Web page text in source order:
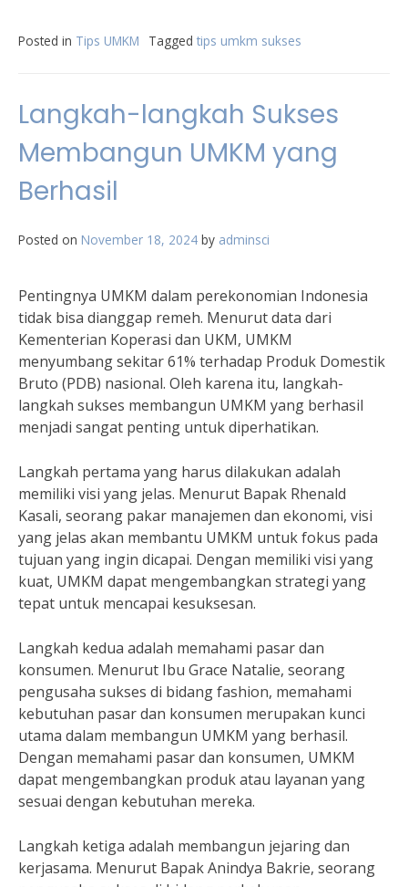
Posted in Tips UMKM Tagged tips umkm sukses
Langkah-langkah Sukses
Membangun UMKM yang
Berhasil
Posted on November 18, 2024 by adminsci
Pentingnya UMKM dalam perekonomian Indonesia
tidak bisa dianggap remeh. Menurut data dari
Kementerian Koperasi dan UKM, UMKM
menyumbang sekitar 61% terhadap Produk Domestik
Bruto (PDB) nasional. Oleh karena itu, langkah-
langkah sukses membangun UMKM yang berhasil
menjadi sangat penting untuk diperhatikan.
Langkah pertama yang harus dilakukan adalah
memiliki visi yang jelas. Menurut Bapak Rhenald
Kasali, seorang pakar manajemen dan ekonomi, visi
yang jelas akan membantu UMKM untuk fokus pada
tujuan yang ingin dicapai. Dengan memiliki visi yang
kuat, UMKM dapat mengembangkan strategi yang
tepat untuk mencapai kesuksesan.
Langkah kedua adalah memahami pasar dan
konsumen. Menurut Ibu Grace Natalie, seorang
pengusaha sukses di bidang fashion, memahami
kebutuhan pasar dan konsumen merupakan kunci
utama dalam membangun UMKM yang berhasil.
Dengan memahami pasar dan konsumen, UMKM
dapat mengembangkan produk atau layanan yang
sesuai dengan kebutuhan mereka.
Langkah ketiga adalah membangun jejaring dan
kerjasama. Menurut Bapak Anindya Bakrie, seorang